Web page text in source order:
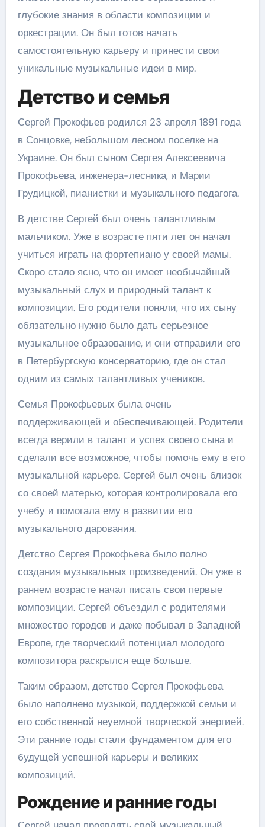
глубокие знания в области композиции и
оркестрации. Он был готов начать
самостоятельную карьеру и принести свои
уникальные музыкальные идеи в мир.
Детство и семья
Сергей Прокофьев родился 23 апреля 1891 года
в Сонцовке, небольшом лесном поселке на
Украине. Он был сыном Сергея Алексеевича
Прокофьева, инженера-лесника, и Марии
Грудицкой, пианистки и музыкального педагога.
В детстве Сергей был очень талантливым
мальчиком. Уже в возрасте пяти лет он начал
учиться играть на фортепиано у своей мамы.
Скоро стало ясно, что он имеет необычайный
музыкальный слух и природный талант к
композиции. Его родители поняли, что их сыну
обязательно нужно было дать серьезное
музыкальное образование, и они отправили его
в Петербургскую консерваторию, где он стал
одним из самых талантливых учеников.
Семья Прокофьевых была очень
поддерживающей и обеспечивающей. Родители
всегда верили в талант и успех своего сына и
сделали все возможное, чтобы помочь ему в его
музыкальной карьере. Сергей был очень близок
со своей матерью, которая контролировала его
учебу и помогала ему в развитии его
музыкального дарования.
Детство Сергея Прокофьева было полно
создания музыкальных произведений. Он уже в
раннем возрасте начал писать свои первые
композиции. Сергей объездил с родителями
множество городов и даже побывал в Западной
Европе, где творческий потенциал молодого
композитора раскрылся еще больше.
Таким образом, детство Сергея Прокофьева
было наполнено музыкой, поддержкой семьи и
его собственной неуемной творческой энергией.
Эти ранние годы стали фундаментом для его
будущей успешной карьеры и великих
композиций.
Рождение и ранние годы